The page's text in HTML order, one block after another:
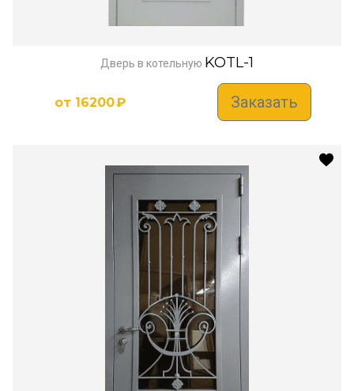
Дверь в котельную KOTL-1
от 16200₽ Заказать